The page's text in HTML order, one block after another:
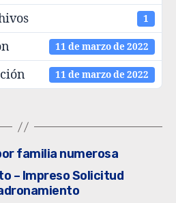
1
11 de marzo de 2022
11 de marzo de 2022
familia numerosa
– Impreso Solicitud